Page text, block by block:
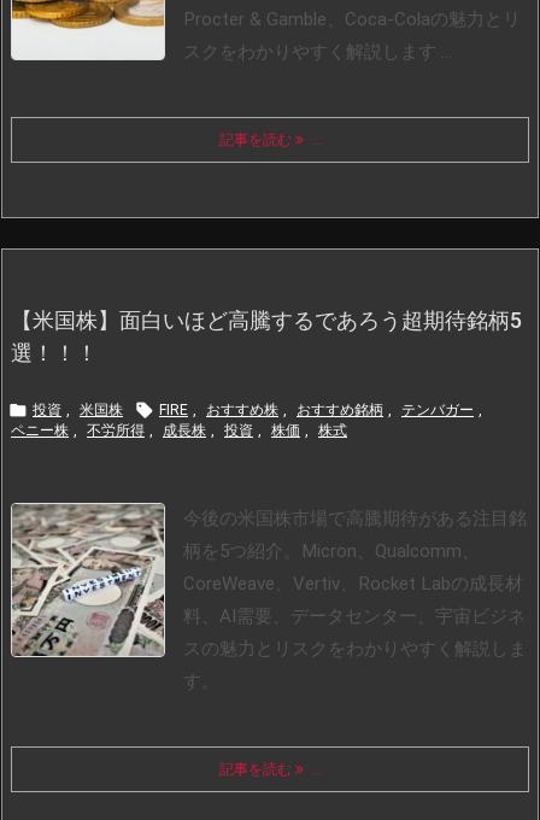
Procter & Gamble、Coca-Colaの魅力とリ
スクをわかりやすく解説します ...
記事を読む ...
【米国株】面白いほど高騰するであろう超期待銘柄5
選！！！
 投資 , 米国株  FIRE , おすすめ株 , おすすめ銘柄 , テンバガー ,
ペニー株 , 不労所得 , 成長株 , 投資 , 株価 , 株式
今後の米国株市場で高騰期待がある注目銘
柄を5つ紹介。Micron、Qualcomm、
CoreWeave、Vertiv、Rocket Labの成長材
料、AI需要、データセンター、宇宙ビジネ
スの魅力とリスクをわかりやすく解説しま
す。
記事を読む ...